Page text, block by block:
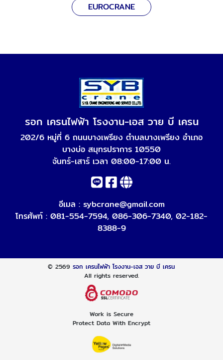
EUROCRANE
รอก เครนไฟฟ้า โรงงาน-เอส วาย บี เครน
202/6 หมู่ที่ 6 ถนนบางเพรียง ตำบลบางเพรียง อำเภอ
บางบ่อ สมุทรปราการ 10550
จันทร์-เสาร์ เวลา 08:00-17:00 น.
อีเมล : sybcrane@gmail.com
โทรศัพท์ : 081-554-7594, 086-306-7340, 02-182-
8388-9
© 2569รอก เครนไฟฟ้า โรงงาน-เอส วาย บี เครน
All rights reserved.
Work is Secure
Protect Data With Encrypt